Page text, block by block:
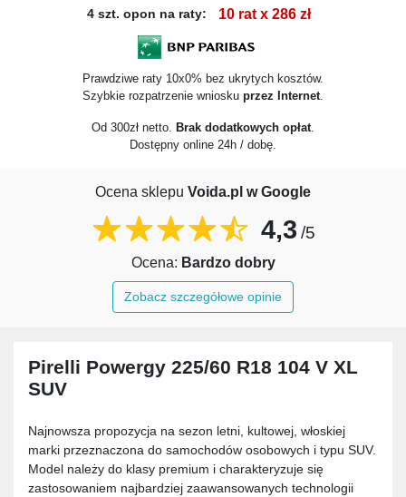
4 szt. opon na raty: 10 rat x 286 zł
Prawdziwe raty 10x0% bez ukrytych kosztów.
Szybkie rozpatrzenie wniosku przez Internet
Od 300zł netto. Brak dodatkowych opłat
Dostępny online 24h / dobę.
Ocena sklepu Voida.pl w Google
4,3 /5
Ocena: Bardzo dobry
Zobacz szczegółowe opinie
Pirelli Powergy 225/60 R18 104 V XL
SUV
Najnowsza propozycja na sezon letni, kultowej, włoskiej
marki przeznaczona do samochodów osobowych i typu SUV.
Model należy do klasy premium i charakteryzuje się
zastosowaniem najbardziej zaawansowanych technologii